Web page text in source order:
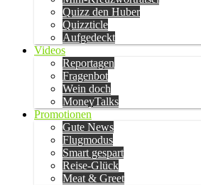
Quizz den Huber
Quizzticle
Aufgedeckt
Videos
Reportagen
Fragenbot
Wein doch
MoneyTalks
Promotionen
Gute News
Flugmodus
Smart gespart
Reise-Glück
Meat & Greet